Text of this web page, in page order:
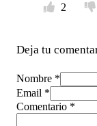
2
Deja tu
Nombre *
Email *
Comentario *